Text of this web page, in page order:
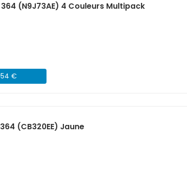
(N9J73AE) 4 Couleurs Multipack
€
(CB320EE) Jaune